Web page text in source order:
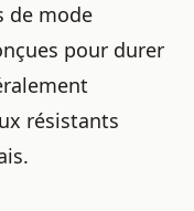
de mode
pour durer
résistants